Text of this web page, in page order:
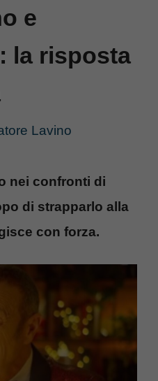
e
la risposta
Lavino
nei confronti di
di strapparlo alla
con forza.